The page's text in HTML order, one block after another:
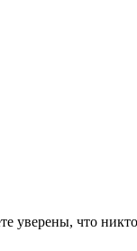
уверены, что